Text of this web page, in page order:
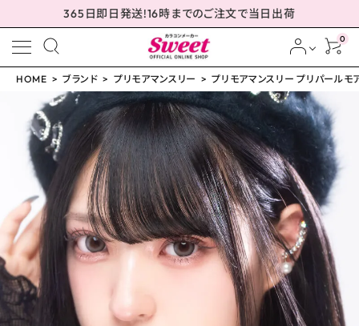
365日即日発送!16時までのご注文で当日出荷
0
meeting_room ログイン person 会員登録
プリモアマンスリー プリ
パールモアグレイ 15.0
HOME ブランド プリモアマンスリー プリモアマンスリー プリパールモ